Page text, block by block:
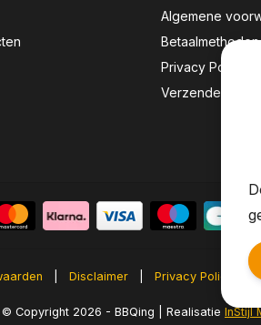
Algemene
Betaalmethoden
Privacy Policy
Verzenden &
Disclaimer Privacy Policy
© Copyright 2026 - BBQing | Realisatie InStijl